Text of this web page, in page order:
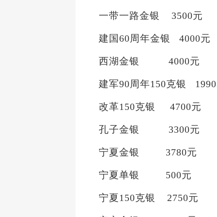
一带一路金银 3500元
建国60周年金银 4000元
西湖金银 4000元
建军90周年150克银
改革150克银 4700元
孔子金银 3300元
宁夏金银 3780元
宁夏单银 500元
宁夏150克银 2750元